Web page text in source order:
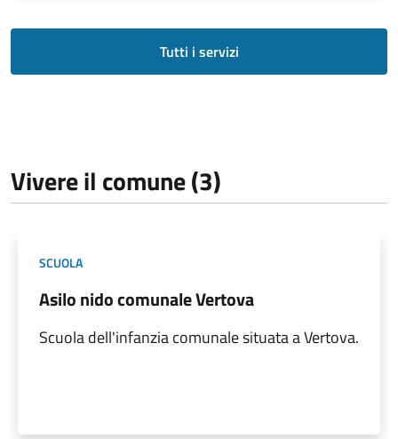
Tutti i servizi
Vivere il comune (3)
SCUOLA
Asilo nido comunale Vertova
Scuola dell'infanzia comunale situata a Vertova.